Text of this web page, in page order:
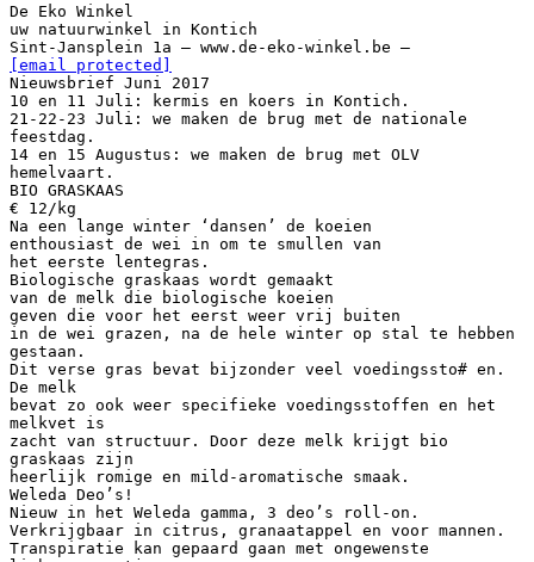
De Eko Winkel
uw natuurwinkel in Kontich
Sint-Jansplein 1a – www.de-eko-winkel.be –
[email protected]
Nieuwsbrief Juni 2017
10 en 11 Juli: kermis en koers in Kontich.
21-22-23 Juli: we maken de brug met de nationale
feestdag.
14 en 15 Augustus: we maken de brug met OLV
hemelvaart.
BIO GRASKAAS
€ 12/kg
Na een lange winter ‘dansen’ de koeien
enthousiast de wei in om te smullen van
het eerste lentegras.
Biologische graskaas wordt gemaakt
van de melk die biologische koeien
geven die voor het eerst weer vrij buiten
in de wei grazen, na de hele winter op stal te hebben
gestaan.
Dit verse gras bevat bijzonder veel voedingssto# en.
De melk
bevat zo ook weer specifieke voedingsstoffen en het
melkvet is
zacht van structuur. Door deze melk krijgt bio
graskaas zijn
heerlijk romige en mild-aromatische smaak.
Weleda Deo’s!
Nieuw in het Weleda gamma, 3 deo’s roll-on.
Verkrijgbaar in citrus, granaatappel en voor mannen.
Transpiratie kan gepaard gaan met ongewenste